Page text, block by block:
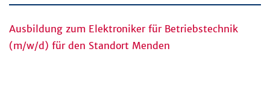
Ausbildung zum Elektroniker für Betriebstechnik
(m/w/d) für den Standort Menden